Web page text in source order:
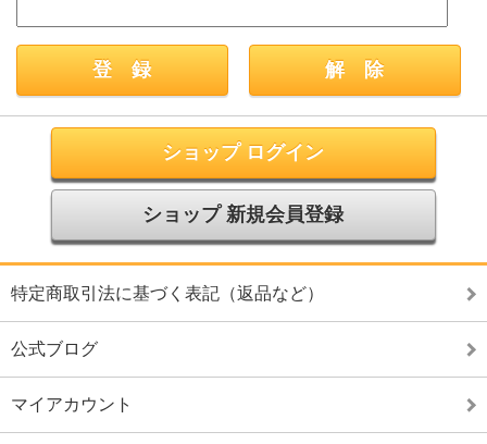
ショップ ログイン
ショップ 新規会員登録
特定商取引法に基づく表記（返品など）
公式ブログ
マイアカウント